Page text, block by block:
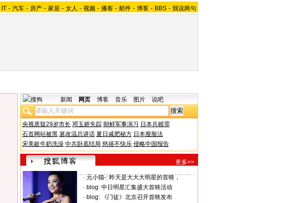
IT - 汽车 - 房产 - 家居 - 女人 - 视频 - 播客 - 邮件 - 博客 - BBS - 我说两句
新闻 网页 博客 音乐 图片 说吧
央视质疑29岁市长 邓玉娇失踪 朝鲜军事演习 日本兵赎罪
石首网站被黑 篡改温总讲话 夏日减肥秘方 日本瘦脸法
宋美龄牛奶洗澡 中共卧底结局 慈禧不快乐 侵略中国报告
更多>>
· 元小猫-: 昨天是大大大明星的首映，
· blog: 中日明星汇集盛大首映活动
· blog:
《门徒》北京召开首映发布